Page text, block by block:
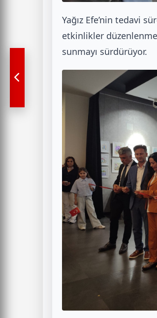
Yağız Efe’nin tedavi
etkinlikler
sunmayı sürdürüyor.